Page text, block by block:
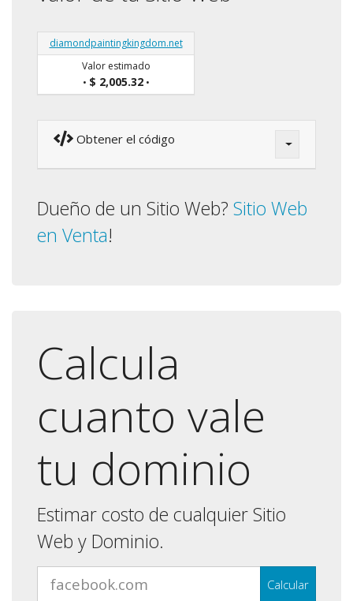
diamondpaintingkingdom.net
Valor estimado
• $ 2,005.32•
Obtener el código
Dueño de un Sitio Web? Sitio Web
en Venta!
Calcula
cuanto vale
tu dominio
Estimar costo de cualquier Sitio
Web y Dominio.